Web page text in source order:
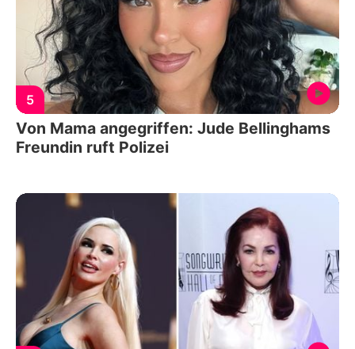
5
Von Mama angegriffen: Jude Bellinghams
Freundin ruft Polizei